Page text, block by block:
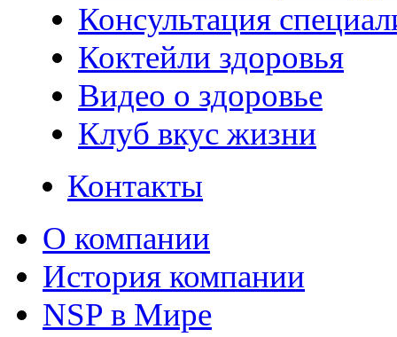
Консультация
Коктейли здоровья
Видео о здоровье
Клуб вкус жизни
Контакты
О компании
История компании
NSP в Мире